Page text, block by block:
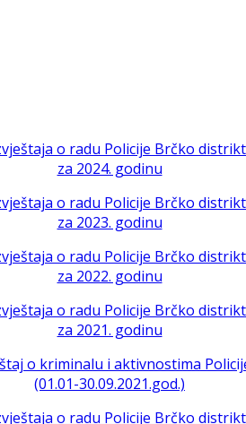
o radu Policije Brčko
za 2024. godinu
o radu Policije Brčko
za 2023. godinu
o radu Policije Brčko
za 2022. godinu
o radu Policije Brčko
za 2021. godinu
o kriminalu i aktivnostima
(01.01-30.09.2021.god.)
o radu Policije Brčko